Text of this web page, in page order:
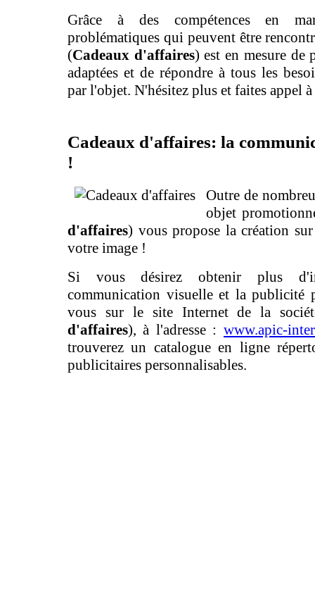
Grâce à des compétences en
problématiques qui peuvent être
(Cadeaux d'affaires) est en mesure de
adaptées et de répondre à tous les
par l'objet. N'hésitez plus et faites appel
Cadeaux d'affaires: la
!
Outre de
objet
d'affaires) vous propose la création
votre image !
Si vous désirez obtenir plus
communication visuelle et la publicité
vous sur le site Internet de la
d'affaires), à l'adresse : www.apic-
trouverez un catalogue en ligne
publicitaires personnalisables.